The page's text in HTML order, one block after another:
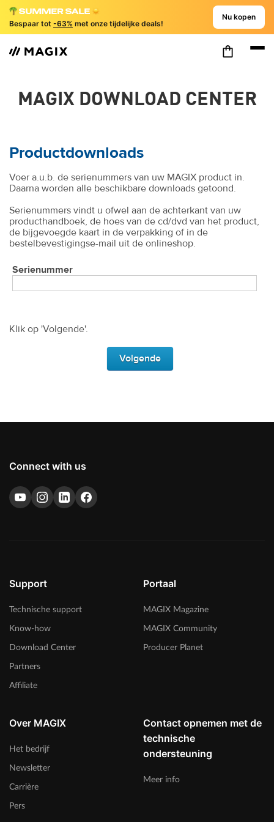
Bespaar tot -63% met onze tijdelijke deals!
Nu kopen
MAGIX DOWNLOAD CENTER
Connect with us
Support
Technische support
Know-how
Download Center
Partners
Affiliate
Portaal
MAGIX Magazine
MAGIX Community
Producer Planet
Over MAGIX
Het bedrijf
Newsletter
Carrière
Pers
Contact opnemen met de
technische
ondersteuning
Meer info